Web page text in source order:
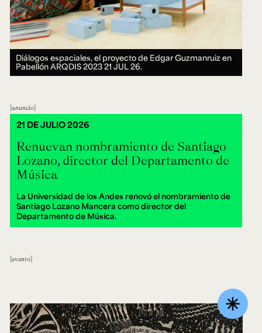
Diálogos espaciales, el proyecto de Edgar Guzmanruiz en
Pabellón ARQDIS 202321 JUL 26.
anuncio
Renuevan nombramiento de Santiago
Lozano, director del Departamento de
Música
La Universidad de los Andes renovó el nombramiento de
Santiago Lozano Mancera como director del
Departamento de Música.
21 DE JULIO 2026
evento
asterisk